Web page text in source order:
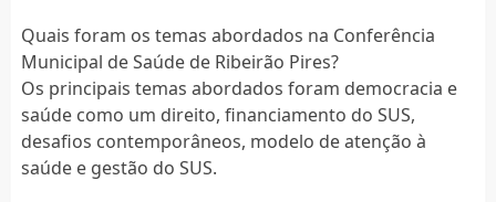
Quais foram os temas abordados na Conferência
Municipal de Saúde de Ribeirão Pires?
Os principais temas abordados foram democracia e
saúde como um direito, financiamento do SUS,
desafios contemporâneos, modelo de atenção à
saúde e gestão do SUS.